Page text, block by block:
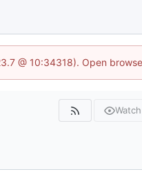
@ 10:34318). Open
Watch